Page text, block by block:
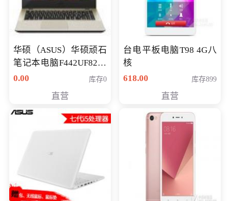
华硕（ASUS）华硕顽石
笔记本电脑F442UF8250
八代独显轻薄办公商务
0.00 库存0
直营
台电平板电脑T98 4G八
核
618.00
库存899
直营